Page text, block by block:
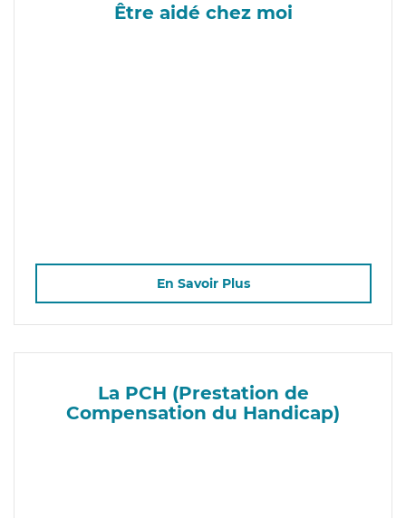
Être aidé chez moi
En Savoir Plus
La PCH (Prestation de
Compensation du Handicap)